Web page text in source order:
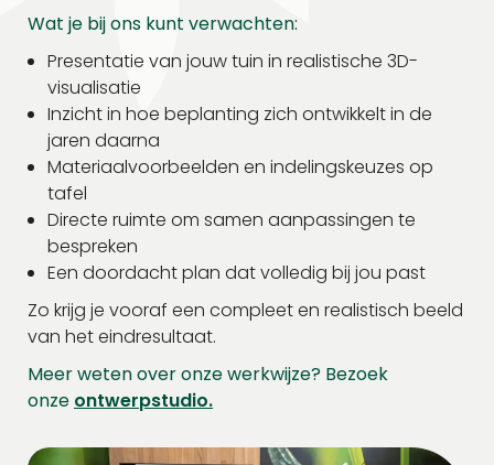
Wat je bij ons kunt verwachten:
Presentatie van jouw tuin in realistische 3D-
visualisatie
Inzicht in hoe beplanting zich ontwikkelt in de
jaren daarna
Materiaalvoorbeelden en indelingskeuzes op
tafel
Directe ruimte om samen aanpassingen te
bespreken
Een doordacht plan dat volledig bij jou past
Zo krijg je vooraf een compleet en realistisch beeld
van het eindresultaat.
Meer weten over onze werkwijze? Bezoek
onze ontwerpstudio.